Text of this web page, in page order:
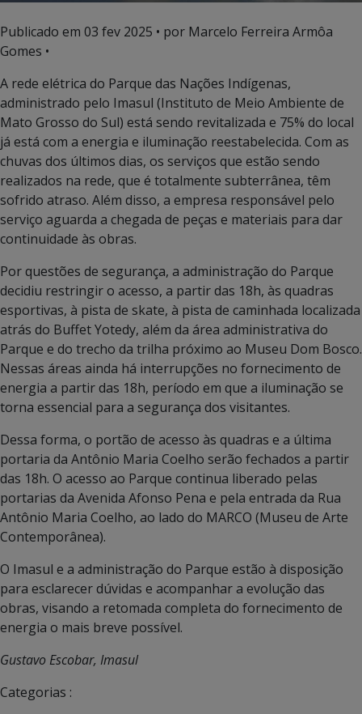
Publicado em 03 fev 2025 • por Marcelo Ferreira Armôa
Gomes •
A rede elétrica do Parque das Nações Indígenas,
administrado pelo Imasul (Instituto de Meio Ambiente de
Mato Grosso do Sul) está sendo revitalizada e 75% do local
já está com a energia e iluminação reestabelecida. Com as
chuvas dos últimos dias, os serviços que estão sendo
realizados na rede, que é totalmente subterrânea, têm
sofrido atraso. Além disso, a empresa responsável pelo
serviço aguarda a chegada de peças e materiais para dar
continuidade às obras.
Por questões de segurança, a administração do Parque
decidiu restringir o acesso, a partir das 18h, às quadras
esportivas, à pista de skate, à pista de caminhada localizada
atrás do Buffet Yotedy, além da área administrativa do
Parque e do trecho da trilha próximo ao Museu Dom Bosco.
Nessas áreas ainda há interrupções no fornecimento de
energia a partir das 18h, período em que a iluminação se
torna essencial para a segurança dos visitantes.
Dessa forma, o portão de acesso às quadras e a última
portaria da Antônio Maria Coelho serão fechados a partir
das 18h. O acesso ao Parque continua liberado pelas
portarias da Avenida Afonso Pena e pela entrada da Rua
Antônio Maria Coelho, ao lado do MARCO (Museu de Arte
Contemporânea).
O Imasul e a administração do Parque estão à disposição
para esclarecer dúvidas e acompanhar a evolução das
obras, visando a retomada completa do fornecimento de
energia o mais breve possível.
Gustavo Escobar, Imasul
Categorias :